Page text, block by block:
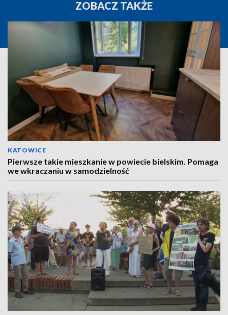
ZOBACZ TAKŻE
KATOWICE
Pierwsze takie mieszkanie w powiecie bielskim. Pomaga
we wkraczaniu w samodzielność